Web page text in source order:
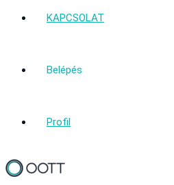
KAPCSOLAT
Belépés
Profil